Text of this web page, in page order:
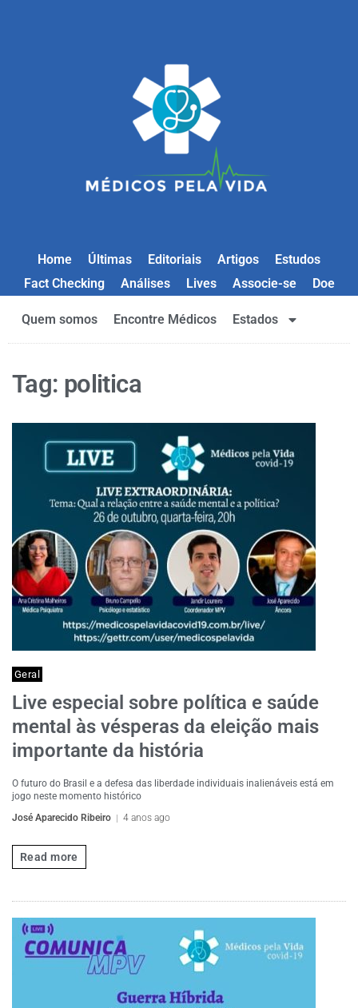
Home Últimas Editoriais Artigos
Estudos
Fact Checking
Análises Lives Associe-se Doe
Quem somos Encontre Médicos Estados
Tag: politica
Geral
Live especial sobre política e saúde
mental às vésperas da eleição mais
importante da história
O futuro do Brasil e a defesa das liberdade individuais inalienáveis está em
jogo neste momento histórico
José Aparecido Ribeiro
4 anos ago
Read more